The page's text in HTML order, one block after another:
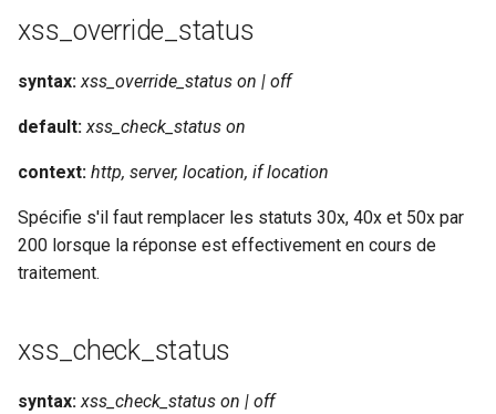
locations
lock
logger-socket
macaroons
maxminddb
memcached
xss_override_status
syntax: xss_override_status on | off
default: xss_check_status on
context: http, server, location, if location
Spécifie s'il faut remplacer les statuts 30x, 40x et 50x par
200 lorsque la réponse est effectivement en cours de
traitement.
xss_check_status
syntax: xss_check_status on | off